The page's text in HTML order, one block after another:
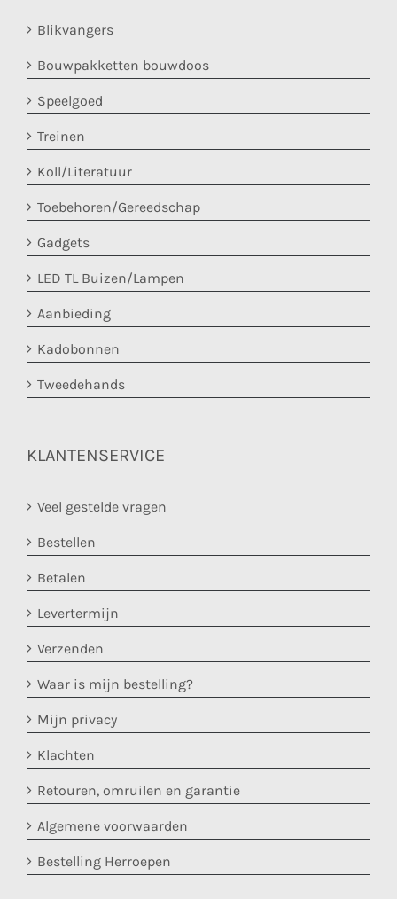
Blikvangers
Bouwpakketten bouwdoos
Speelgoed
Treinen
Koll/Literatuur
Toebehoren/Gereedschap
Gadgets
LED TL Buizen/Lampen
Aanbieding
Kadobonnen
Tweedehands
KLANTENSERVICE
Veel gestelde vragen
Bestellen
Betalen
Levertermijn
Verzenden
Waar is mijn bestelling?
Mijn privacy
Klachten
Retouren, omruilen en garantie
Algemene voorwaarden
Bestelling Herroepen